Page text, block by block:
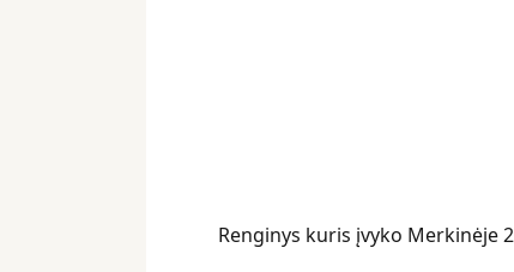
Renginys kuris įvyko Merkinėje